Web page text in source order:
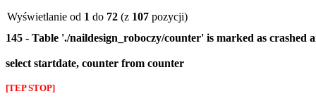
Wyświetlanie od 1 do 72 (z 107 pozycji)
145 - Table './naildesign_roboczy/counter' is marked as crashed
select startdate, counter from counter
[TEP STOP]